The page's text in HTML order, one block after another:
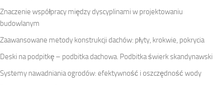
Znaczenie współpracy między dyscyplinami w projektowaniu
budowlanym
Zaawansowane metody konstrukcji dachów: płyty, krokwie, pokrycia
Deski na podpitkę – podbitka dachowa. Podbitka świerk skandynawski
Systemy nawadniania ogrodów: efektywność i oszczędność wody